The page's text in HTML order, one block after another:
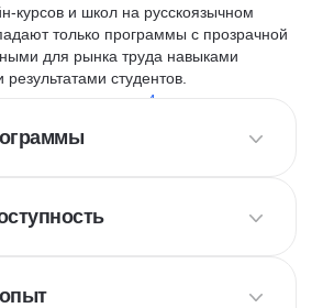
курсов и школ на русскоязычном
только программы с прозрачной
для рынка труда навыками
студентов.
мы оцениваем по
4 критериям